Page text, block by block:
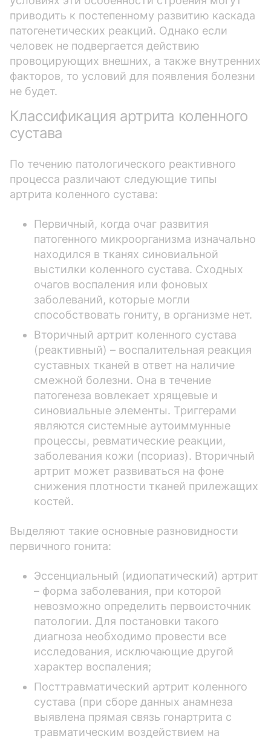
приводить к постепенному развитию каскада
патогенетических реакций. Однако если
человек не подвергается действию
провоцирующих внешних, а также внутренних
факторов, то условий для появления болезни
не будет.
Классификация артрита коленного
сустава
По течению патологического реактивного
процесса различают следующие типы
артрита коленного сустава:
Первичный, когда очаг развития
патогенного микроорганизма изначально
находился в тканях синовиальной
выстилки коленного сустава. Сходных
очагов воспаления или фоновых
заболеваний, которые могли
способствовать гониту, в организме нет.
Вторичный артрит коленного сустава
(реактивный) – воспалительная реакция
суставных тканей в ответ на наличие
смежной болезни. Она в течение
патогенеза вовлекает хрящевые и
синовиальные элементы. Триггерами
являются системные аутоиммунные
процессы, ревматические реакции,
заболевания кожи (псориаз). Вторичный
артрит может развиваться на фоне
снижения плотности тканей прилежащих
костей.
Выделяют такие основные разновидности
первичного гонита:
Эссенциальный (идиопатический) артрит
– форма заболевания, при которой
невозможно определить первоисточник
патологии. Для постановки такого
диагноза необходимо провести все
исследования, исключающие другой
характер воспаления;
Посттравматический артрит коленного
сустава (при сборе данных анамнеза
выявлена прямая связь гонартрита с
травматическим воздействием на